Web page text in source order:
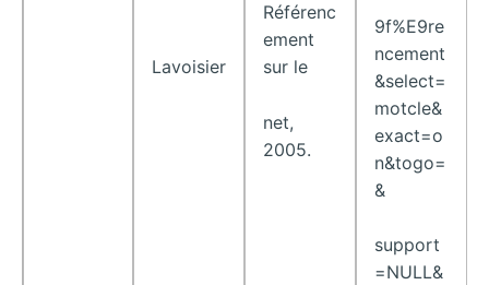
Lavoisier
Référenc
ement
sur le
net,
2005.
9f%E9re
ncement
&select=
motcle&
exact=o
n&togo=
&
support
=NULL&